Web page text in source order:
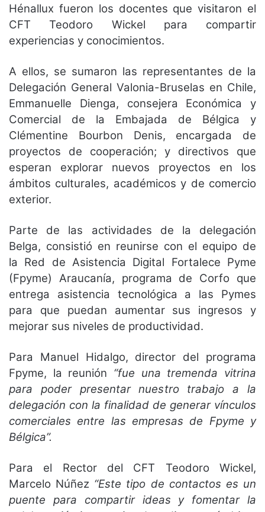
Hénallux fueron los docentes que visitaron el
CFT Teodoro Wickel para compartir
experiencias y conocimientos.
A ellos, se sumaron las representantes de la
Delegación General Valonia-Bruselas en Chile,
Emmanuelle Dienga, consejera Económica y
Comercial de la Embajada de Bélgica y
Clémentine Bourbon Denis, encargada de
proyectos de cooperación; y directivos que
esperan explorar nuevos proyectos en los
ámbitos culturales, académicos y de comercio
exterior.
Parte de las actividades de la delegación
Belga, consistió en reunirse con el equipo de
la Red de Asistencia Digital Fortalece Pyme
(Fpyme) Araucanía, programa de Corfo que
entrega asistencia tecnológica a las Pymes
para que puedan aumentar sus ingresos y
mejorar sus niveles de productividad.
Para Manuel Hidalgo, director del programa
Fpyme, la reunión “fue una tremenda vitrina
para poder presentar nuestro trabajo a la
delegación con la finalidad de generar vínculos
comerciales entre las empresas de Fpyme y
Bélgica”.
Para el Rector del CFT Teodoro Wickel,
Marcelo Núñez “Este tipo de contactos es un
puente para compartir ideas y fomentar la